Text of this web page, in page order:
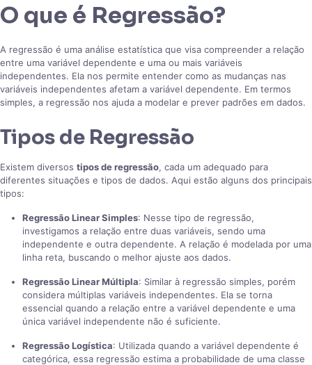
O que é Regressão?
A regressão é uma análise estatística que visa compreender a relação
entre uma variável dependente e uma ou mais variáveis
independentes. Ela nos permite entender como as mudanças nas
variáveis independentes afetam a variável dependente. Em termos
simples, a regressão nos ajuda a modelar e prever padrões em dados.
Tipos de Regressão
Existem diversos tipos de regressão, cada um adequado para
diferentes situações e tipos de dados. Aqui estão alguns dos principais
tipos:
Regressão Linear Simples: Nesse tipo de regressão,
investigamos a relação entre duas variáveis, sendo uma
independente e outra dependente. A relação é modelada por uma
linha reta, buscando o melhor ajuste aos dados.
Regressão Linear Múltipla: Similar à regressão simples, porém
considera múltiplas variáveis independentes. Ela se torna
essencial quando a relação entre a variável dependente e uma
única variável independente não é suficiente.
Regressão Logística: Utilizada quando a variável dependente é
categórica, essa regressão estima a probabilidade de uma classe